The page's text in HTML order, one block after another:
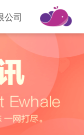
公司